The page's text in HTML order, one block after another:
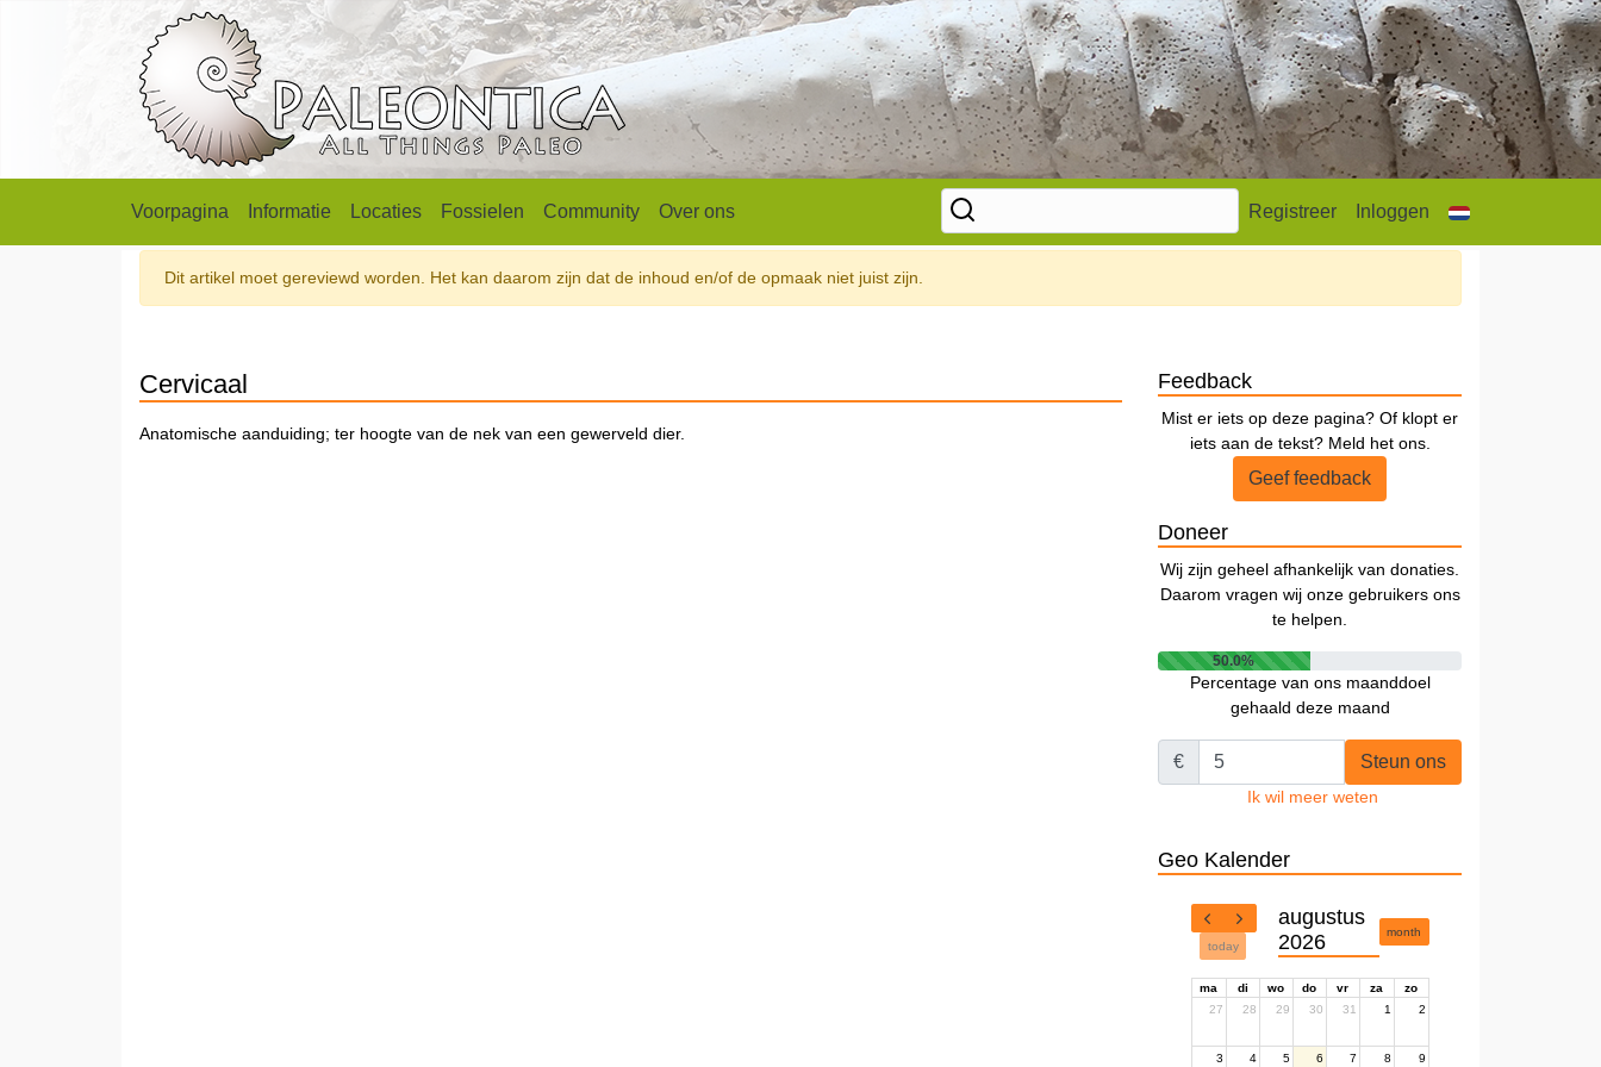
Voorpagina Informatie Locaties Fossielen Community Over ons Registreer Inloggen
Dit artikel moet gereviewd worden. Het kan daarom zijn dat de inhoud en/of de opmaak niet juist zijn.
Cervicaal
Anatomische aanduiding; ter hoogte van de nek van een gewerveld dier.
Feedback
Mist er iets op deze pagina? Of klopt er
iets aan de tekst? Meld het ons.
Geef feedback
Doneer
Wij zijn geheel afhankelijk van donaties.
Daarom vragen wij onze gebruikers ons
te helpen.
50.0%
Percentage van ons maanddoel
gehaald deze maand
€ Steun ons
Ik wil meer weten
Geo Kalender
today
augustus
2026
month
ma di wo do vr za
zo
27
28 29 30 31 1 2
3 4 5 6 7 8 9